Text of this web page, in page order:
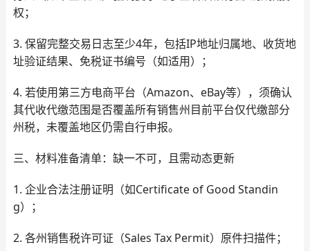
权；
3. 保留完整交易日志至少4年，包括IP地址归属地、收货地
址验证结果、免税证书编号（如适用）；
4. 若使用第三方电商平台（Amazon、eBay等），须确认
其代收代缴范围是否覆盖所有销售州目前平台仅代缴部分
州税，未覆盖地区仍需自行申报。
三、材料准备清单：缺一不可，且需动态更新
1. 企业合法注册证明（如Certificate of Good Standin
g）；
2. 各州销售税许可证（Sales Tax Permit）原件扫描件；